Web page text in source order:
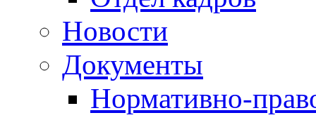
Новости
Документы
Нормативно-